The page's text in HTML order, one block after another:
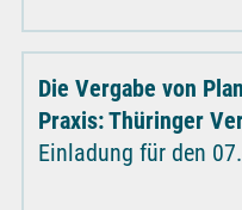
Die Vergabe von
Praxis: Thüringer
Einladung für den